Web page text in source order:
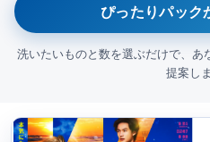
ぴったりパック
洗いたいものと数を選ぶだけで、
提案し
1 今回メインでクリーニ